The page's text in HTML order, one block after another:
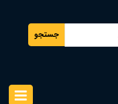
جستجو